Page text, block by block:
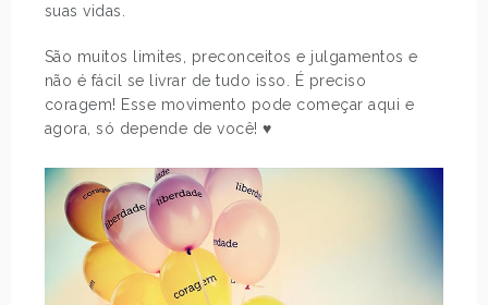
suas vidas.
São muitos limites, preconceitos e julgamentos e
não é fácil se livrar de tudo isso. É preciso
coragem! Esse movimento pode começar aqui e
agora, só depende de você! ♥